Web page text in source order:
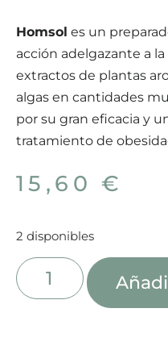
Homsol es un
acción adelgazante a
extractos de plantas
algas en cantidades
por su gran eficacia y
tratamiento de
15,60€
2 disponibles